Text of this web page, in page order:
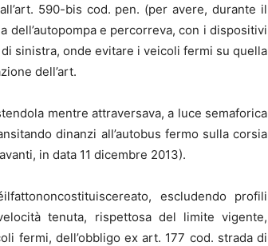
590-bis cod. pen. (per avere, durante il
e percorreva, con i dispositivi
sinistra, onde evitare i veicoli fermi su quella
dell’art.
mentre attraversava, a luce semaforica
dinanzi all’autobus fermo sulla corsia
in data 11 dicembre 2013).
escludendo profili
tenuta, rispettosa del limite vigente,
fermi, dell’obbligo ex art. 177 cod. strada di